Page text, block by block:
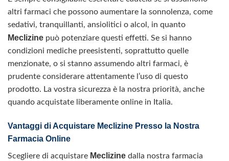
altri farmaci che possono aumentare la sonnolenza, come
sedativi, tranquillanti, ansiolitici o alcol, in quanto
Meclizine può potenziare questi effetti. Se si hanno
condizioni mediche preesistenti, soprattutto quelle
menzionate, o si stanno assumendo altri farmaci, è
prudente considerare attentamente l’uso di questo
prodotto. La vostra sicurezza è la nostra priorità, anche
quando acquistate liberamente online in Italia.
Vantaggi di Acquistare Meclizine Presso la Nostra
Farmacia Online
Scegliere di acquistare Meclizine dalla nostra farmacia